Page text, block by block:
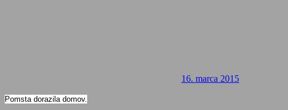
16. marca 2015
Pomsta dorazila domov.